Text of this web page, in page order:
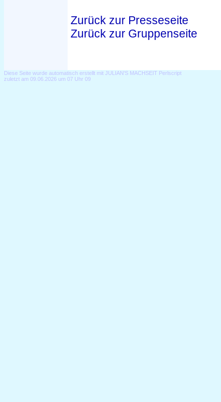
Zurück zur Presseseite
Zurück zur Gruppenseite
Diese Seite wurde automatisch erstellt mit JULIAN'S MACHSEIT Perlscript
zuletzt am 09.06.2026 um 07 Uhr 09